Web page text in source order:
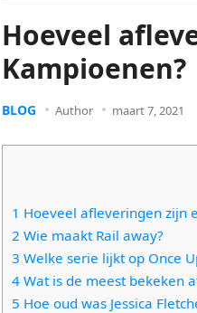
Hoeveel
Kampioenen?
BLOG Author maart 7, 2021
1 Hoeveel afleveringen zijn
2 Wie maakt Rail away?
3 Welke serie lijkt op Once
4 Wat is de meest bekeken
5 Hoe oud was Jessica